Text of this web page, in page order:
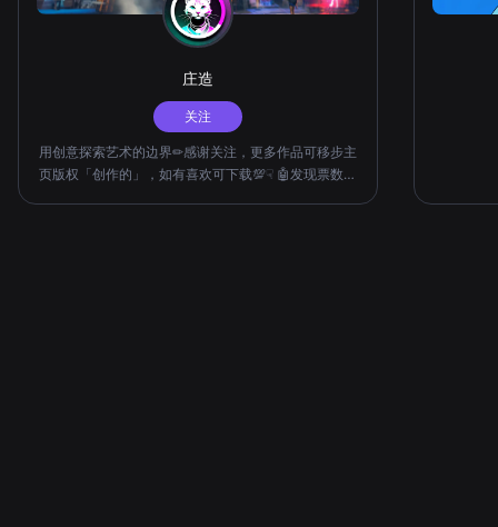
庄造
关注
用创意探索艺术的边界✏︎感谢关注，更多作品可移步主
页版权「创作的」，如有喜欢可下载💯☟ 🤖发现票数又